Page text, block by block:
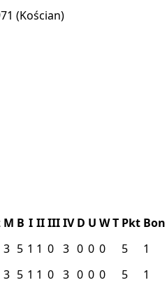
(Kościan)
M B I IIIIIIV D U WT Pkt Bon
3 5 1 1 0 3 0 0 0 5
1
3 5 1 1 0 3 0 0 0 5
1